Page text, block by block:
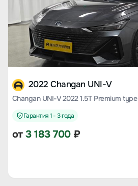
2022 Changan UNI-V
Changan UNI-V 2022 1.5T Premium type
Гарантия 1 - 3 года
от3 183 700₽